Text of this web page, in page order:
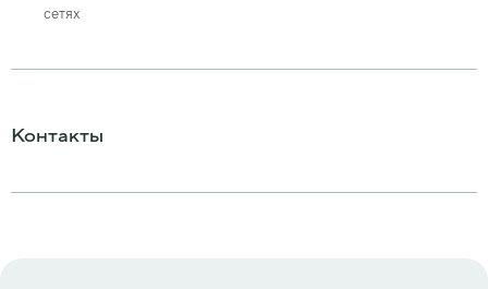
сетях
Контакты